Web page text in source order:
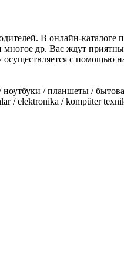
В онлайн-каталоге
др. Вас ждут
с помощью
/ планшеты /
/ elektronika / kompüter